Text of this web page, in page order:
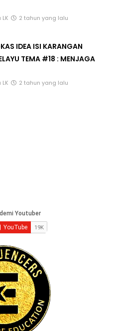
2 tahun yang lalu
IDEA ISI KARANGAN
TEMA #18 : MENJAGA
2 tahun yang lalu